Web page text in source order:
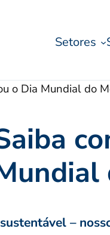
Setores
o Dia Mundial do
–